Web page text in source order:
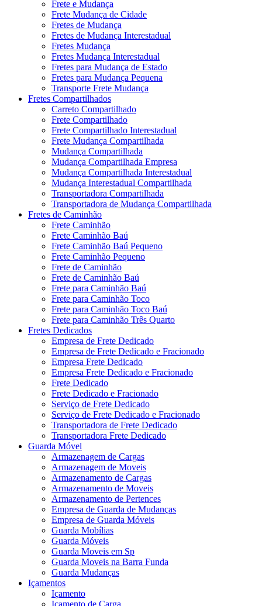
Frete e Mudança
Frete Mudança de Cidade
Fretes de Mudança
Fretes de Mudança Interestadual
Fretes Mudança
Fretes Mudança Interestadual
Fretes para Mudança de Estado
Fretes para Mudança Pequena
Transporte Frete Mudança
Fretes Compartilhados
Carreto Compartilhado
Frete Compartilhado
Frete Compartilhado Interestadual
Frete Mudança Compartilhada
Mudança Compartilhada
Mudança Compartilhada Empresa
Mudança Compartilhada Interestadual
Mudança Interestadual Compartilhada
Transportadora Compartilhada
Transportadora de Mudança Compartilhada
Fretes de Caminhão
Frete Caminhão
Frete Caminhão Baú
Frete Caminhão Baú Pequeno
Frete Caminhão Pequeno
Frete de Caminhão
Frete de Caminhão Baú
Frete para Caminhão Baú
Frete para Caminhão Toco
Frete para Caminhão Toco Baú
Frete para Caminhão Três Quarto
Fretes Dedicados
Empresa de Frete Dedicado
Empresa de Frete Dedicado e Fracionado
Empresa Frete Dedicado
Empresa Frete Dedicado e Fracionado
Frete Dedicado
Frete Dedicado e Fracionado
Serviço de Frete Dedicado
Serviço de Frete Dedicado e Fracionado
Transportadora de Frete Dedicado
Transportadora Frete Dedicado
Guarda Móvel
Armazenagem de Cargas
Armazenagem de Moveis
Armazenamento de Cargas
Armazenamento de Moveis
Armazenamento de Pertences
Empresa de Guarda de Mudanças
Empresa de Guarda Móveis
Guarda Mobílias
Guarda Móveis
Guarda Moveis em Sp
Guarda Moveis na Barra Funda
Guarda Mudanças
Içamentos
Içamento
Içamento de Carga